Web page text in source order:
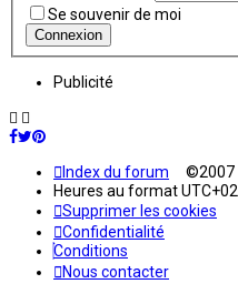
Se souvenir de moi
Publicité
Index du forum ©2007 -
Heures au format
Supprimer les cookies
Confidentialité
Conditions
Nous contacter